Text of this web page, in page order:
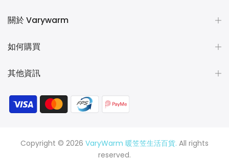
關於 Varywarm
如何購買
其他資訊
Copyright © 2026 VaryWarm 暖笠笠生活百貨. All rights
reserved.